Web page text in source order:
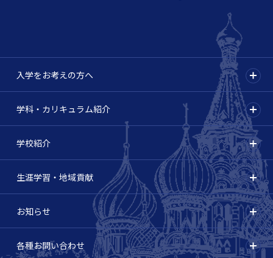
入学をお考えの方へ
学科・カリキュラム紹介
学校紹介
生涯学習・地域貢献
お知らせ
各種お問い合わせ